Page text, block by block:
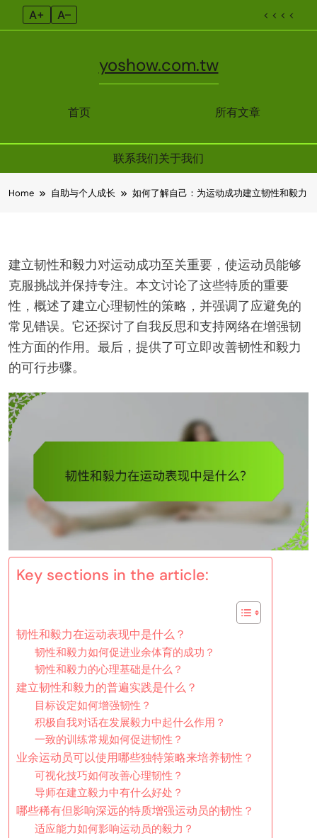
A+ A– < < < <
首页
yoshow.com.tw
所有文章
联系我们关于我们
toHome 自助与个人成长 如何了解自己：为运动成功建立韧性和毅力
建立韧性和毅力对运动成功至关重要，使运动员能够
克服挑战并保持专注。本文讨论了这些特质的重要
性，概述了建立心理韧性的策略，并强调了应避免的
常见错误。它还探讨了自我反思和支持网络在增强韧
性方面的作用。最后，提供了可立即改善韧性和毅力
的可行步骤。
Key sections in the article:
韧性和毅力在运动表现中是什么？
韧性和毅力如何促进业余体育的成功？
韧性和毅力的心理基础是什么？
建立韧性和毅力的普遍实践是什么？
目标设定如何增强韧性？
积极自我对话在发展毅力中起什么作用？
一致的训练常规如何促进韧性？
业余运动员可以使用哪些独特策略来培养韧性？
可视化技巧如何改善心理韧性？
导师在建立毅力中有什么好处？
哪些稀有但影响深远的特质增强运动员的韧性？
适应能力如何影响运动员的毅力？